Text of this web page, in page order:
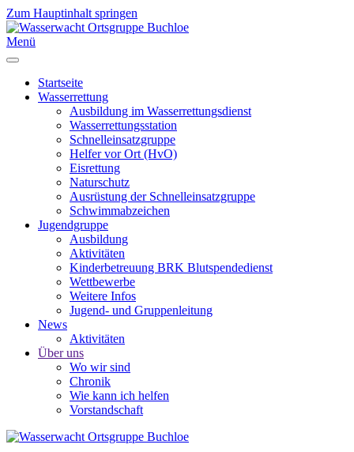
Zum Hauptinhalt springen
Menü
Startseite
Wasserrettung
Ausbildung im Wasserrettungsdienst
Wasserrettungsstation
Schnelleinsatzgruppe
Helfer vor Ort (HvO)
Eisrettung
Naturschutz
Ausrüstung der Schnelleinsatzgruppe
Schwimmabzeichen
Jugendgruppe
Ausbildung
Aktivitäten
Kinderbetreuung BRK Blutspendedienst
Wettbewerbe
Weitere Infos
Jugend- und Gruppenleitung
News
Aktivitäten
Über uns
Wo wir sind
Chronik
Wie kann ich helfen
Vorstandschaft